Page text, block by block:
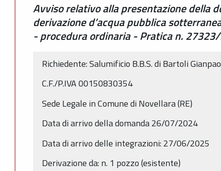
Avviso relativo alla presentazione della
derivazione d’acqua pubblica
- procedura ordinaria - Pratica n.
Richiedente: Salumificio B.B.S. di Bartoli
C.F./P.IVA 00150830354
Sede Legale in Comune di Novellara (RE)
Data di arrivo della domanda 26/07/2024
Data di arrivo delle integrazioni: 27/06/2025
Derivazione da: n. 1 pozzo (esistente)